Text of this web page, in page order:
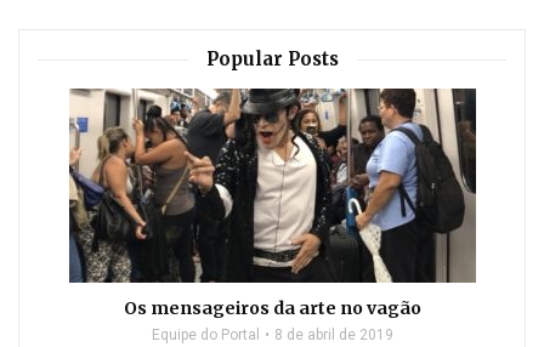
Popular Posts
Os mensageiros da arte no vagão
Equipe do Portal 8 de abril de 2019